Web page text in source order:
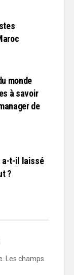
monde
à savoir
de
a-t-il laissé
?
Les champs